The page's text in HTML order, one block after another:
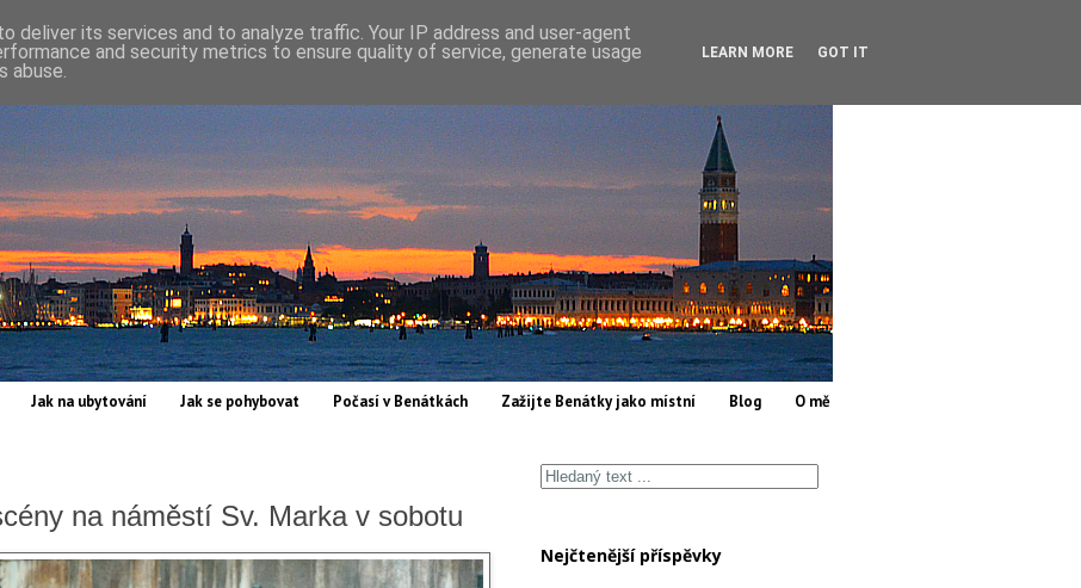
Jak na ubytování Jak se pohybovat Počasí v Benátkách Zažijte Benátky jako místní Blog O mě
na náměstí Sv. Marka v sobotu
Nejčtenější příspěvky
deliver its services and to analyze traffic. Your IP address and user-agent
and security metrics to ensure quality of service, generate usage
abuse.
LEARN MORE GOT IT